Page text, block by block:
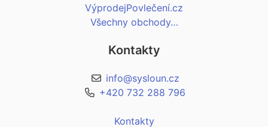
VýprodejPovlečení.cz
Všechny obchody…
Kontakty
info@sysloun.cz
+420 732 288 796
Kontakty